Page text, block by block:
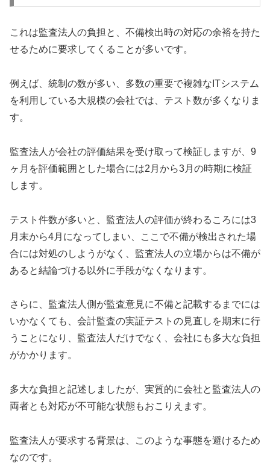
これは監査法人の負担と、不備検出時の対応の余裕を持た
せるために要求してくることが多いです。
例えば、統制の数が多い、多数の重要で複雑なITシステム
を利用している大規模の会社では、テスト数が多くなりま
す。
監査法人が会社の評価結果を受け取って検証しますが、9
ヶ月を評価範囲とした場合には2月から3月の時期に検証
します。
テスト件数が多いと、監査法人の評価が終わるころには3
月末から4月になってしまい、ここで不備が検出された場
合には対処のしようがなく、監査法人の立場からは不備が
あると結論づける以外に手段がなくなります。
さらに、監査法人側が監査意見に不備と記載するまでには
いかなくても、会計監査の実証テストの見直しを期末に行
うことになり、監査法人だけでなく、会社にも多大な負担
がかかります。
多大な負担と記述しましたが、実質的に会社と監査法人の
両者とも対応が不可能な状態もおこりえます。
監査法人が要求する背景は、このような事態を避けるため
なのです。